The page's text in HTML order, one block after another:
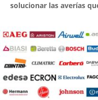
solucionar las averías